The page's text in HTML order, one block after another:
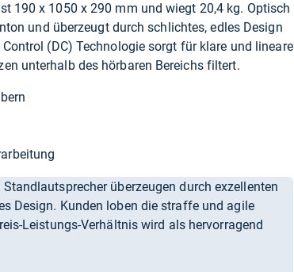
190 x 1050 x 290 mm und wiegt 20,4 kg. Optisch
und überzeugt durch schlichtes, edles Design
(DC) Technologie sorgt für klare und lineare
unterhalb des hörbaren Bereichs filtert.
überzeugen durch exzellenten
Design. Kunden loben die straffe und agile
Leistungs-Verhältnis wird als hervorragend